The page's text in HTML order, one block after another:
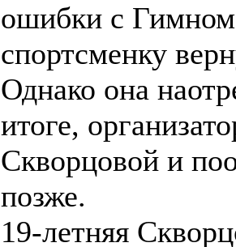
ошибки с
спортсменку
Однако она
итоге,
Скворцовой и
позже.
19-летняя